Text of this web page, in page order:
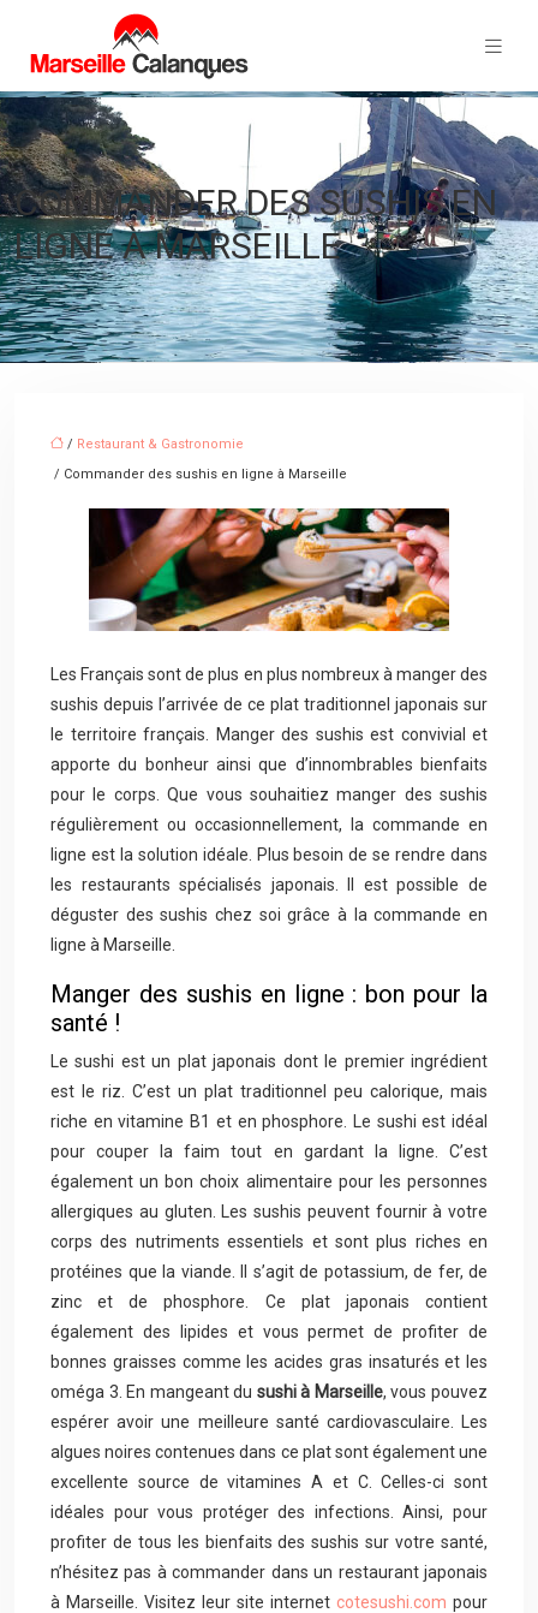
COMMANDER DES SUSHIS EN
LIGNE À MARSEILLE
/ Restaurant & Gastronomie
/ Commander des sushis en ligne à Marseille
Les Français sont de plus en plus nombreux à manger des
sushis depuis l’arrivée de ce plat traditionnel japonais sur
le territoire français. Manger des sushis est convivial et
apporte du bonheur ainsi que d’innombrables bienfaits
pour le corps. Que vous souhaitiez manger des sushis
régulièrement ou occasionnellement, la commande en
ligne est la solution idéale. Plus besoin de se rendre dans
les restaurants spécialisés japonais. Il est possible de
déguster des sushis chez soi grâce à la commande en
ligne à Marseille.
Manger des sushis en ligne : bon pour la
santé !
Le sushi est un plat japonais dont le premier ingrédient
est le riz. C’est un plat traditionnel peu calorique, mais
riche en vitamine B1 et en phosphore. Le sushi est idéal
pour couper la faim tout en gardant la ligne. C’est
également un bon choix alimentaire pour les personnes
allergiques au gluten. Les sushis peuvent fournir à votre
corps des nutriments essentiels et sont plus riches en
protéines que la viande. Il s’agit de potassium, de fer, de
zinc et de phosphore. Ce plat japonais contient
également des lipides et vous permet de profiter de
bonnes graisses comme les acides gras insaturés et les
oméga 3. En mangeant du sushi à Marseille, vous pouvez
espérer avoir une meilleure santé cardiovasculaire. Les
algues noires contenues dans ce plat sont également une
excellente source de vitamines A et C. Celles-ci sont
idéales pour vous protéger des infections. Ainsi, pour
profiter de tous les bienfaits des sushis sur votre santé,
n’hésitez pas à commander dans un restaurant japonais
à Marseille. Visitez leur site internet cotesushi.com pour